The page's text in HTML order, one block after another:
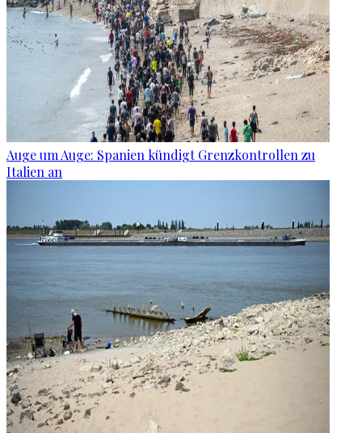
Auge um Auge: Spanien kündigt Grenzkontrollen zu
Italien an